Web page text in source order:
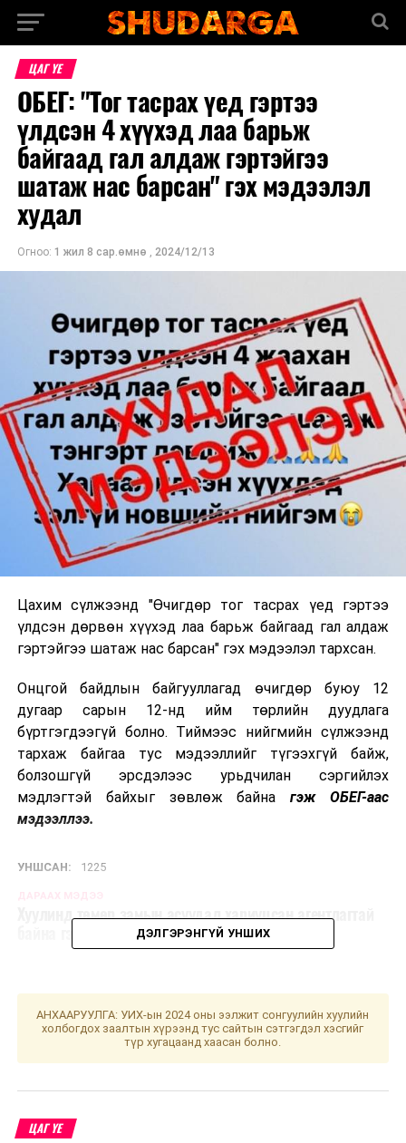
ЦАГ ҮЕ
ОБЕГ: "Тог тасрах үед гэртээ
үлдсэн 4 хүүхэд лаа барьж
байгаад гал алдаж гэртэйгээ
шатаж нас барсан" гэх мэдээлэл
худал
Огноо: 1 жил 8 сар.өмнө , 2024/12/13
Цахим сүлжээнд "Өчигдөр тог тасрах үед гэртээ
үлдсэн дөрвөн хүүхэд лаа барьж байгаад гал алдаж
гэртэйгээ шатаж нас барсан" гэх мэдээлэл тархсан.
Онцгой байдлын байгууллагад өчигдөр буюу 12
дугаар сарын 12-нд ийм төрлийн дуудлага
бүртгэгдээгүй болно. Тиймээс нийгмийн сүлжээнд
тархаж байгаа тус мэдээллийг түгээхгүй байж,
болзошгүй эрсдэлээс урьдчилан сэргийлэх
мэдлэгтэй байхыг зөвлөж байнагэж ОБЕГ-аас
мэдээллээ.
УНШСАН: 1225
ДАРААХ МЭДЭЭ
Хуулинд төмөр замын асуудал хариуцсан агентлагтай
байна гэж заасан ч одоо хүртэл хэрэгжээгүй...
ДЭЛГЭРЭНГҮЙ УНШИХ
АНХААРУУЛГА: УИХ-ын 2024 оны ээлжит сонгуулийн хуулийн
холбогдох заалтын хүрээнд тус сайтын сэтгэгдэл хэсгийг
түр хугацаанд хаасан болно.
ЦАГ ҮЕ